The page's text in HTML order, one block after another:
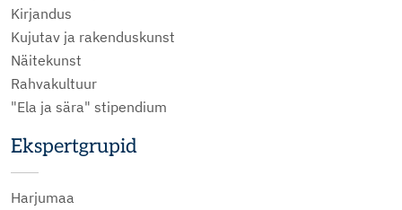
Kirjandus
Kujutav ja rakenduskunst
Näitekunst
Rahvakultuur
"Ela ja sära" stipendium
Ekspertgrupid
Harjumaa